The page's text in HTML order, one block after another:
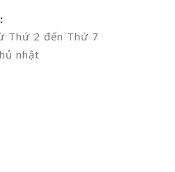
Thứ 2 đến Thứ 7
nhật